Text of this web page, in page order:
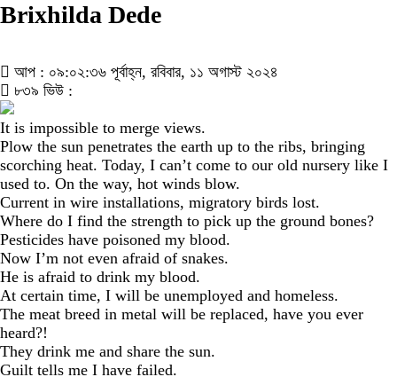
Brixhilda Dede
আপ : ০৯:০২:৩৬ পূর্বাহ্ন, রবিবার, ১১ অগাস্ট ২০২৪
৮৩৯ ভিউ :
It is impossible to merge views.
Plow the sun penetrates the earth up to the ribs, bringing
scorching heat. Today, I can’t come to our old nursery like I
used to. On the way, hot winds blow.
Current in wire installations, migratory birds lost.
Where do I find the strength to pick up the ground bones?
Pesticides have poisoned my blood.
Now I’m not even afraid of snakes.
He is afraid to drink my blood.
At certain time, I will be unemployed and homeless.
The meat breed in metal will be replaced, have you ever
heard?!
They drink me and share the sun.
Guilt tells me I have failed.